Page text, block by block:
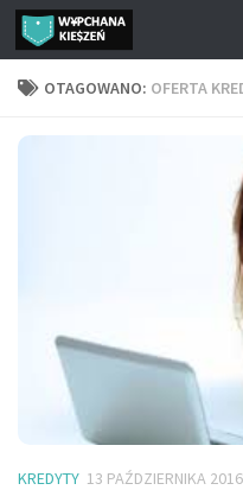
Przejdź do treści
OTAGOWANO: OFERTA
KREDYTY 13 PAŹDZIERNIKA 2016